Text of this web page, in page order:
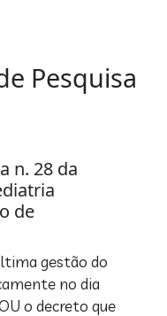
Pesquisa
n. 28 da
de
gestão do
no dia
o decreto que